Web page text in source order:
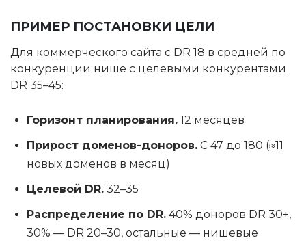
ПРИМЕР ПОСТАНОВКИ ЦЕЛИ
Для коммерческого сайта с DR 18 в средней по
конкуренции нише с целевыми конкурентами
DR 35–45:
Горизонт планирования. 12 месяцев
Прирост доменов-доноров. С 47 до 180 (≈11
новых доменов в месяц)
Целевой DR. 32–35
Распределение по DR. 40% доноров DR 30+,
30% — DR 20–30, остальные — нишевые